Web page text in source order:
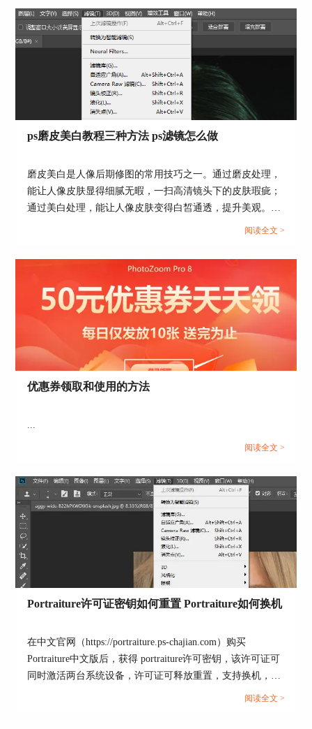
图4：应用预设
二、无法保存预设
预设的创建与保存操作起来还是很简单的，但在有
些小伙伴可能会遇到无法保存预设的情况，这可能
与设备磁盘存储空间不足有关。
遇到以上情况，可通过管理预设的方式更改其存储
位置。如图5所示，单击管理预设按钮。
如图6所示，在预设位置中，可看到当前默认的预
设保存位置。单击重设按钮，可重新选取存储空间
宽裕的位置，解决预设无法保存的问题。
原因，Portraiture安装了PS里面没有怎么办的相关内容。...
ps磨皮美白教程三种方法 ps滤镜怎么做
磨皮美白是人像后期修图的常用技巧之一。通过磨皮处理，
能让人像皮肤显得细腻无暇，一扫高清镜头下的皮肤瑕疵；
通过美白处理，能让人像皮肤变得白皙通透，提升美观。本
文会给大家介绍ps磨皮美白教程三种方法，以及磨皮美白ps
阅读全文 >
优惠券领取和使用的方法
...
阅读全文 >
Portraiture许可证密钥如何重置 Portraiture如何换机
在中文官网（https://portraiture.ps-chajian.com）购买
Portraiture中文版后，获得 portraiture许可密钥，该许可证可
同时激活两台系统设备，许可证可释放重置，支持换机，下
面就具体来看看Portraiture许可证密钥如何重置及换机的。...
阅读全文 >